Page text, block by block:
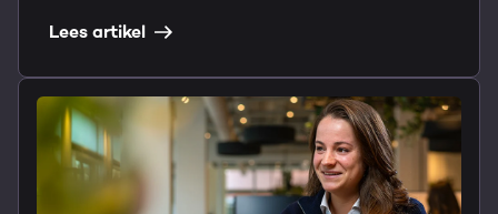
Lees artikel